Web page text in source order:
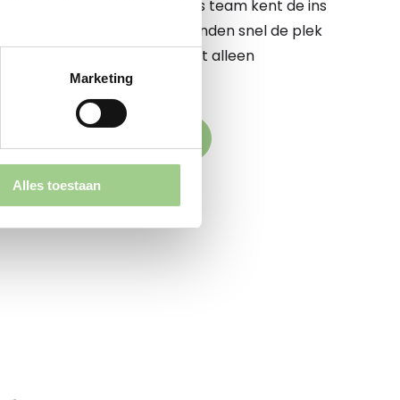
Marketing
Alles toestaan
begeleiden op dit pad. Ons team kent de ins
markt op zijn duimpje. We vinden snel de plek
werkgever elkaar niet alleen
versterken